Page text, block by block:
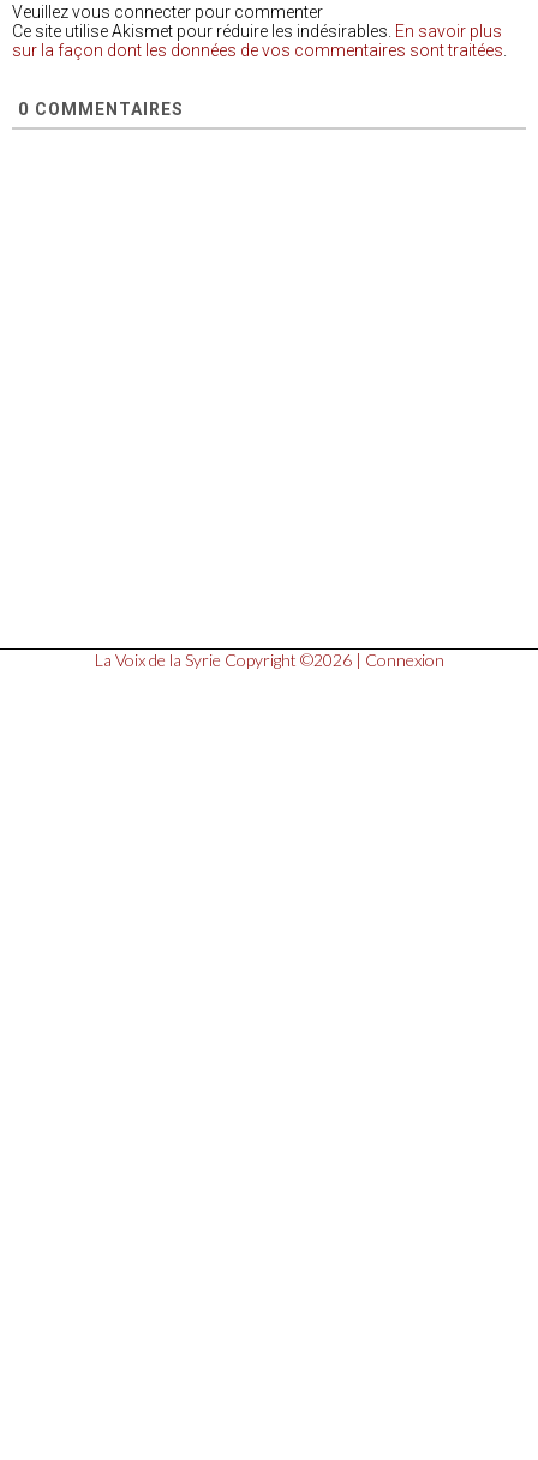
Veuillez vous connecter pour commenter
Ce site utilise Akismet pour réduire les indésirables. En savoir plus
sur la façon dont les données de vos commentaires sont traitées
0 COMMENTAIRES
La Voix de la Syrie Copyright ©2026 | Connexion